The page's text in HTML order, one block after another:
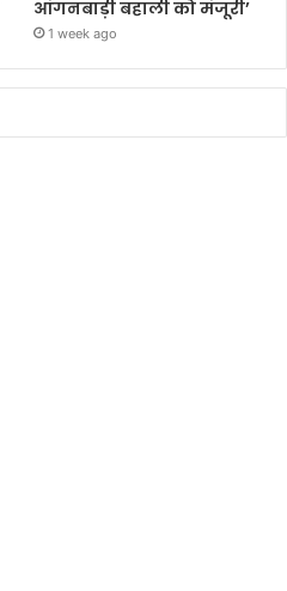
आंगनबाड़ी बहाली को मंजूरी’
1 week ago